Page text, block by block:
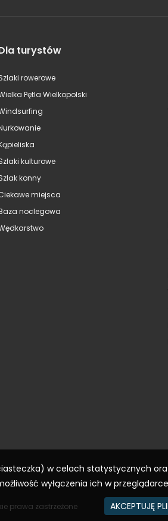
turystów
rowerowe
Pętla Wielkopolski
kulturowe
konny
miejsca
noclegowa
prawa zastrzeżone
w celach statystycznych
wyłączenia ich w
AKCEPTUJĘ